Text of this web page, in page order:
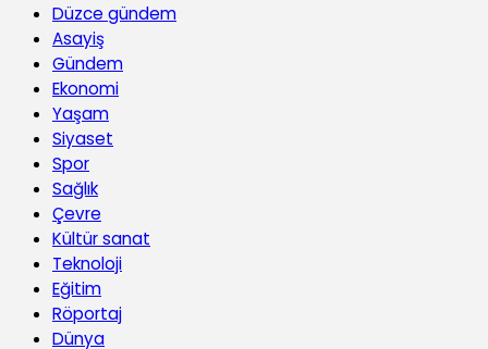
Düzce gündem
Asayiş
Gündem
Ekonomi
Yaşam
Siyaset
Spor
Sağlık
Çevre
Kültür sanat
Teknoloji
Eğitim
Röportaj
Dünya